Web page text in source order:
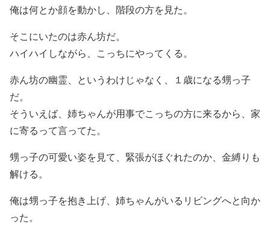
俺は何とか顔を動かし、階段の方を見た。
そこにいたのは赤ん坊だ。
ハイハイしながら、こっちにやってくる。
赤ん坊の幽霊、というわけじゃなく、１歳になる甥っ子
だ。
そういえば、姉ちゃんが用事でこっちの方に来るから、家
に寄るって言ってた。
甥っ子の可愛い姿を見て、緊張がほぐれたのか、金縛りも
解ける。
俺は甥っ子を抱き上げ、姉ちゃんがいるリビングへと向か
った。